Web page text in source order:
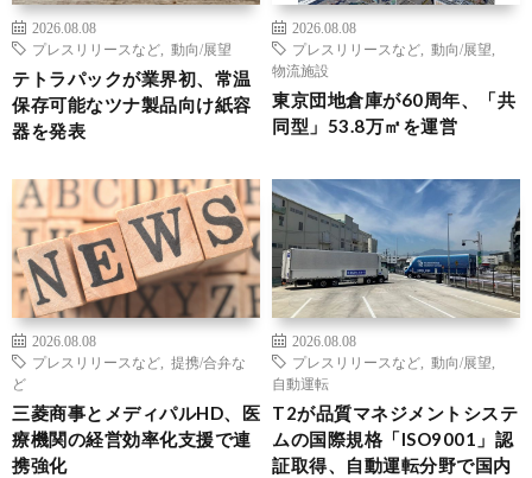
2026.08.08
プレスリリースなど
動向/展望
テトラパックが業界初、常温
保存可能なツナ製品向け紙容
器を発表
2026.08.08
プレスリリースなど
動向/展望
物流施設
東京団地倉庫が60周年、「共
同型」53.8万㎡を運営
2026.08.08
プレスリリースなど
提携/合弁な
ど
三菱商事とメディパルHD、医
療機関の経営効率化支援で連
携強化
2026.08.08
プレスリリースなど
動向/展望
自動運転
T2が品質マネジメントシステ
ムの国際規格「ISO9001」認
証取得、自動運転分野で国内